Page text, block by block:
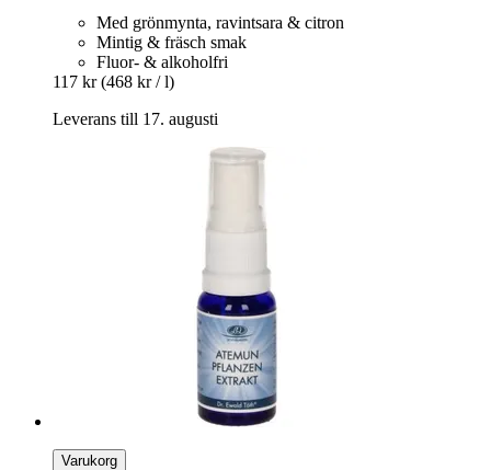
Med grönmynta, ravintsara & citron
Mintig & fräsch smak
Fluor- & alkoholfri
117 kr (468 kr / l)
Leverans till 17. augusti
Varukorg